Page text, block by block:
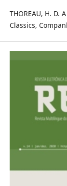
THOREAU, H. D.
Classics,